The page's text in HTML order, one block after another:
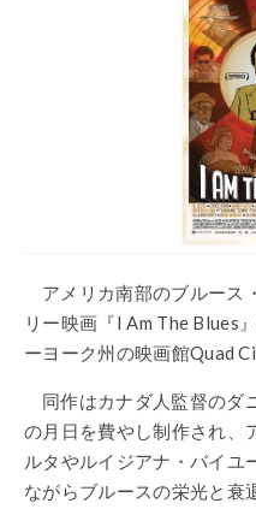
アメリカ南部のブルース
リー映画『I Am The Blues
ーヨーク州の映画館Quad
同作はカナダ人監督のダ
の月日を費やし制作され、
ルタやルイジアナ・バイユ
ながらブルースの栄光と衰